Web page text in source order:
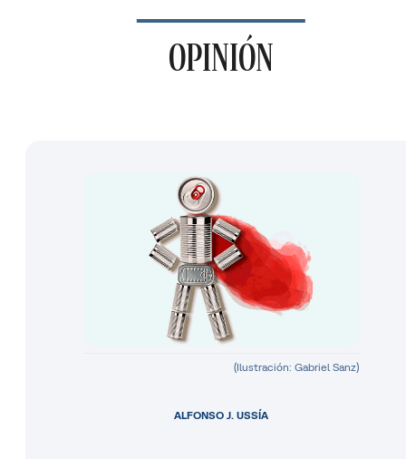
OPINIÓN
(Ilustración: Gabriel Sanz)
ALFONSO J. USSÍA